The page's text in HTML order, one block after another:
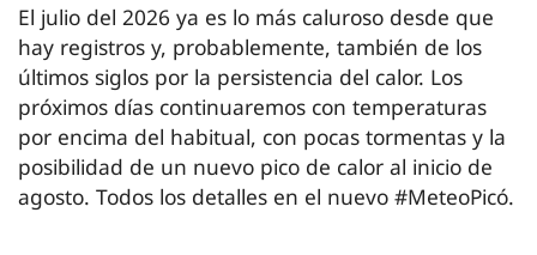
El julio del 2026 ya es lo más caluroso desde que
hay registros y, probablemente, también de los
últimos siglos por la persistencia del calor. Los
próximos días continuaremos con temperaturas
por encima del habitual, con pocas tormentas y la
posibilidad de un nuevo pico de calor al inicio de
agosto. Todos los detalles en el nuevo #MeteoPicó.